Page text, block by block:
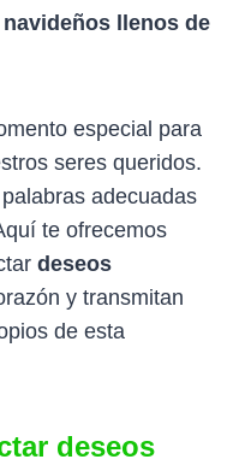
llenos de
especial para
seres queridos.
adecuadas
te ofrecemos
deseos
y transmitan
de esta
deseos